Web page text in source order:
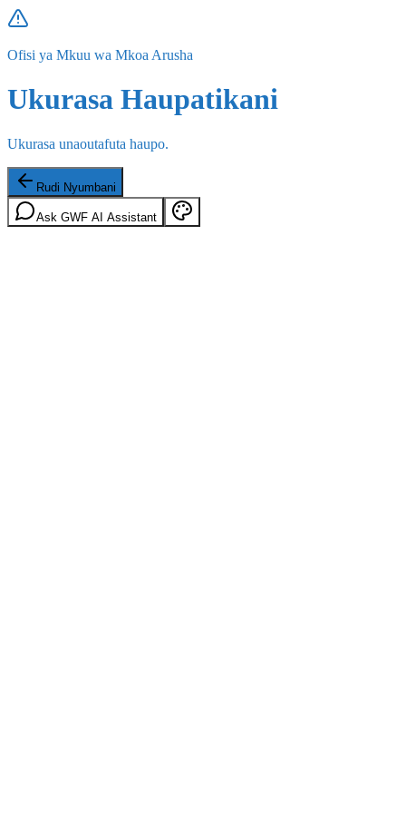
Ofisi ya Mkuu wa Mkoa Arusha
Ukurasa Haupatikani
Ukurasa unaoutafuta haupo.
Rudi Nyumbani
Ask GWF AI Assistant